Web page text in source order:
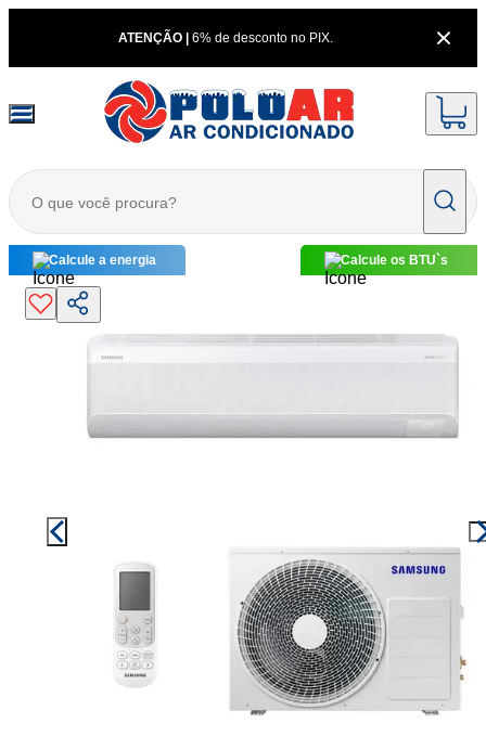
ATENÇÃO | 6% de desconto no PIX.
Calcule a energia Calcule os BTU`s